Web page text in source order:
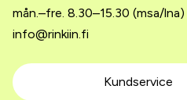
mån.–fre. 8.30–15.30 (msa/lna)
info@rinkiin.fi
Kundservice